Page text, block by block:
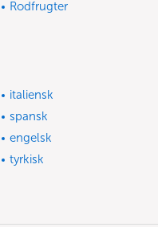
Rodfrugter
italiensk
spansk
engelsk
tyrkisk